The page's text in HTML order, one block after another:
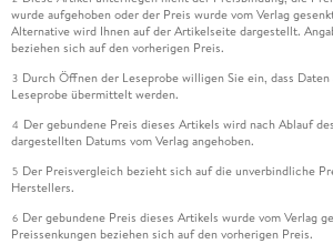
wurde aufgehoben oder der Preis wurde vom Verlag
Alternative wird Ihnen auf der Artikelseite dargestellt.
beziehen sich auf den vorherigen Preis.
3 Durch Öffnen der Leseprobe willigen Sie ein, dass
Leseprobe übermittelt werden.
4 Der gebundene Preis dieses Artikels wird nach Ablauf
dargestellten Datums vom Verlag angehoben.
5 Der Preisvergleich bezieht sich auf die unverbindliche
Herstellers.
6 Der gebundene Preis dieses Artikels wurde vom Verlag
Preissenkungen beziehen sich auf den vorherigen Preis.